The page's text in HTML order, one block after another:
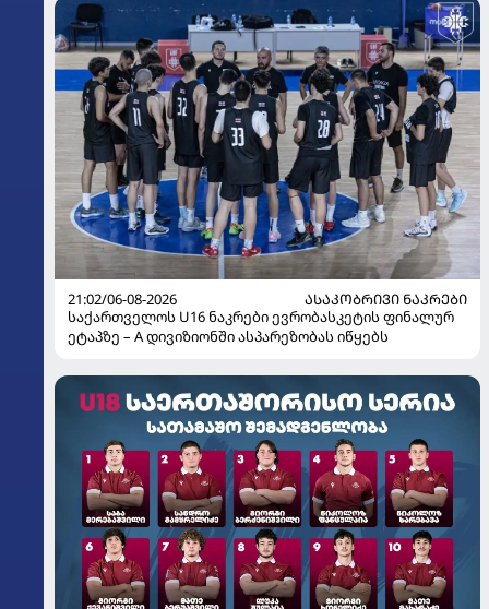
21:02/06-08-2026
ᲐᲡᲐᲙᲝᲑᲠᲘᲕᲘ ᲜᲐᲙᲠᲔᲑᲘ
საქართველოს U16 ნაკრები ევრობასკეტის ფინალურ
ეტაპზე – A დივიზიონში ასპარეზობას იწყებს